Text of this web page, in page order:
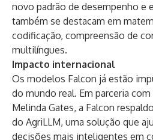
novo padrão de desempenho e
também se destacam em
codificação, compreensão de
multilíngues.
Impacto internacional
Os modelos Falcon já estão
do mundo real. Em parceria
Melinda Gates, a Falcon
do AgriLLM, uma solução que
decisões mais inteligentes em